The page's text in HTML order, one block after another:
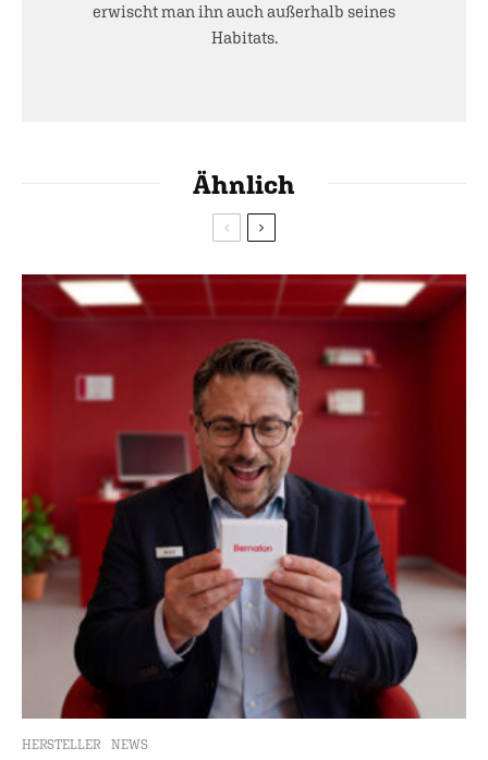
erwischt man ihn auch außerhalb seines
Habitats.
Ähnlich
HERSTELLER NEWS